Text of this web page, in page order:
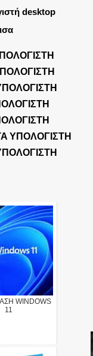
desktop
ΥΠΟΛΟΓΙΣΤΗ
WINDOWS
11